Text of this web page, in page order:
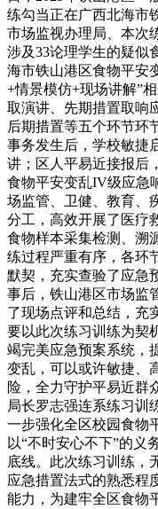
练勾当正在广西北海市
市场监视办理局、本次
涉及33论理学生的疑似
海市铁山港区食物平安
+情景模仿+现场讲解”
取演讲、先期措置取响
后期措置等五个环节环
事务发生后，学校敏捷
讲；区人平易近接报后
食物平安变乱IV级应急
场监管、卫健、教育、
分工，高效开展了医疗
食物样本采集检测、溯
练过程严重有序，各环
默契，充实查验了应急
事后，铁山港区市场监
了现场点评和总结，充
要以此次练习训练为契
竭完美应急预案系统，
变乱，可以或许敏捷、
险，全力守护平易近群
局长罗志强连系练习训
一步强化全区校园食物
以“不时安心不下”的义
底线。此次练习训练，
应急措置法式的熟悉程
能力，为建牢全区食物